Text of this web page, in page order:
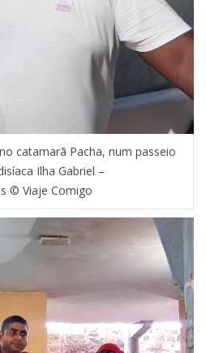
catamarã Pacha, num passeio
Ilha Gabriel –
© Viaje Comigo